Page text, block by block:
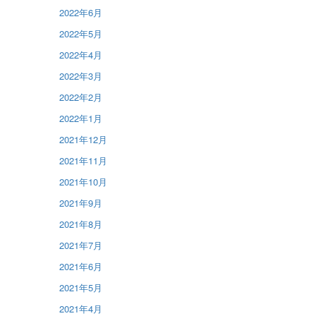
2022年6月
2022年5月
2022年4月
2022年3月
2022年2月
2022年1月
2021年12月
2021年11月
2021年10月
2021年9月
2021年8月
2021年7月
2021年6月
2021年5月
2021年4月